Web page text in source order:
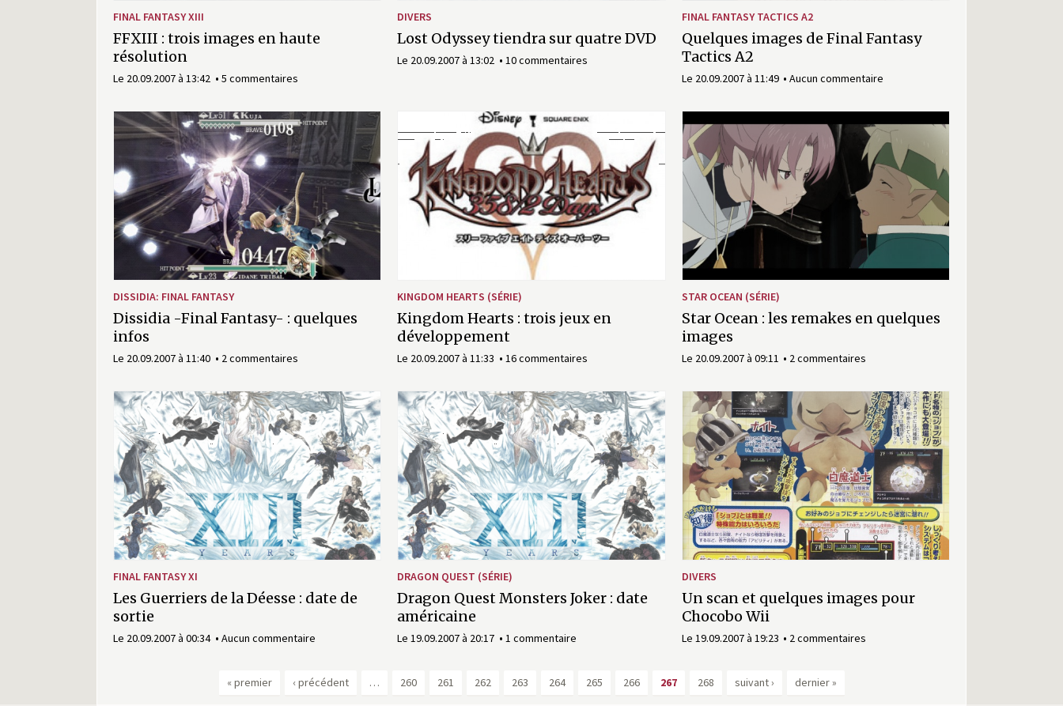
FINAL FANTASY XIII
FFXIII : trois images en haute
résolution
Le 20.09.2007 à 13:42 5 commentaires
DIVERS
Lost Odyssey tiendra sur quatre DVD
Le 20.09.2007 à 13:02 10 commentaires
FINAL FANTASY TACTICS A2
Quelques images de Final Fantasy
Tactics A2
Le 20.09.2007 à 11:49 Aucun commentaire
DISSIDIA: FINAL FANTASY
Dissidia -Final Fantasy- : quelques
infos
Le 20.09.2007 à 11:40 2 commentaires
KINGDOM HEARTS (SÉRIE)
Kingdom Hearts : trois jeux en
développement
Le 20.09.2007 à 11:33 16 commentaires
STAR OCEAN (SÉRIE)
Star Ocean : les remakes en quelques
images
Le 20.09.2007 à 09:11 2 commentaires
FINAL FANTASY XI
Les Guerriers de la Déesse : date de
sortie
Le 20.09.2007 à 00:34 Aucun commentaire
DRAGON QUEST (SÉRIE)
Dragon Quest Monsters Joker : date
américaine
Le 19.09.2007 à 20:17 1 commentaire
DIVERS
Un scan et quelques images pour
Chocobo Wii
Le 19.09.2007 à 19:23 2 commentaires
« premier ‹ précédent … 260 261 262 263 264 265 266 267 268 suivant › dernier »